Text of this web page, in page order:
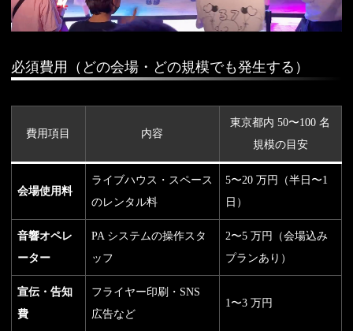
必須費用（どの会場・どの規模でも発生する）
費用項目 内容
東京都内 50〜100 名
規模の目安
会場使用料
ライブハウス・スペース
のレンタル料
5〜20 万円（半日〜1
日）
音響オペレ
ーター
PA システムの操作スタ
ッフ
2〜5 万円（会場込み
プランあり）
宣伝・告知
費
フライヤー印刷・SNS
広告など
1〜3 万円